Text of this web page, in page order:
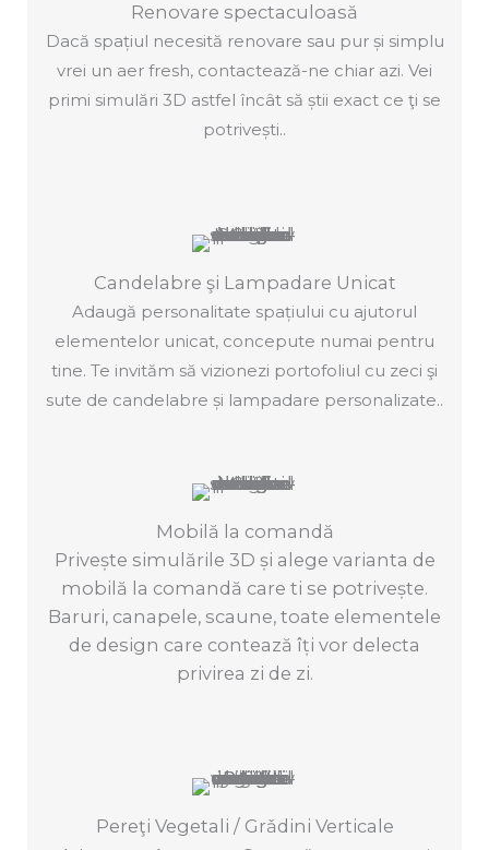
Renovare spectaculoasă
Dacă spațiul necesită renovare sau pur și simplu
vrei un aer fresh, contactează-ne chiar azi. Vei
primi simulări 3D astfel încât să știi exact ce ţi se
potrivești..
Candelabre şi Lampadare Unicat
Adaugă personalitate spațiului cu ajutorul
elementelor unicat, concepute numai pentru
tine. Te invităm să vizionezi portofoliul cu zeci şi
sute de candelabre și lampadare personalizate..
Mobilă la comandă
Privește simulările 3D și alege varianta de
mobilă la comandă care ti se potrivește.
Baruri, canapele, scaune, toate elementele
de design care contează îți vor delecta
privirea zi de zi.
Pereţi Vegetali / Grǎdini Verticale